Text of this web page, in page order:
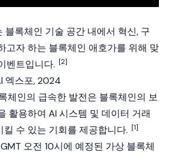
블록체인 기술 공간 내에서 혁신, 구
고자 하는 블록체인 애호가를 위해 맞
벤트입니다. [2]
엑스포, 2024
체인의 급속한 발전은 블록체인의 보
활용하여 AI 시스템 및 데이터 거래
수 있는 기회를 제공합니다. [1]
오전 10시에 예정된 가상 블록체